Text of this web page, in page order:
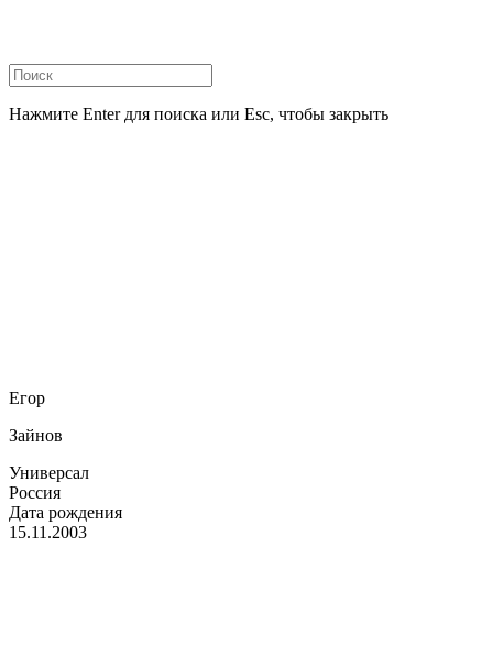
Нажмите Enter для поиска или Esc, чтобы закрыть
Егор
Зайнов
Универсал
Россия
Дата рождения
15.11.2003